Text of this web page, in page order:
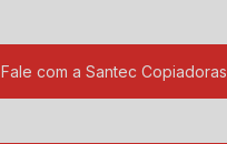
Fale com a Santec Copiadoras